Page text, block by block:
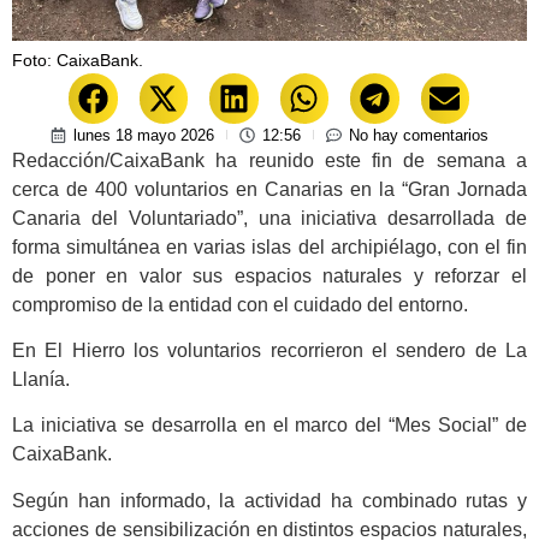
Foto: CaixaBank.
lunes 18 mayo 2026 12:56 No hay comentarios
Redacción/CaixaBank ha reunido este fin de semana a
cerca de 400 voluntarios en Canarias en la “Gran Jornada
Canaria del Voluntariado”, una iniciativa desarrollada de
forma simultánea en varias islas del archipiélago, con el fin
de poner en valor sus espacios naturales y reforzar el
compromiso de la entidad con el cuidado del entorno.
En El Hierro los voluntarios recorrieron el sendero de La
Llanía.
La iniciativa se desarrolla en el marco del “Mes Social” de
CaixaBank.
Según han informado, la actividad ha combinado rutas y
acciones de sensibilización en distintos espacios naturales,